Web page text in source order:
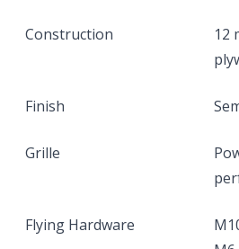
Construction
12
Finish
Grille
Flying Hardware